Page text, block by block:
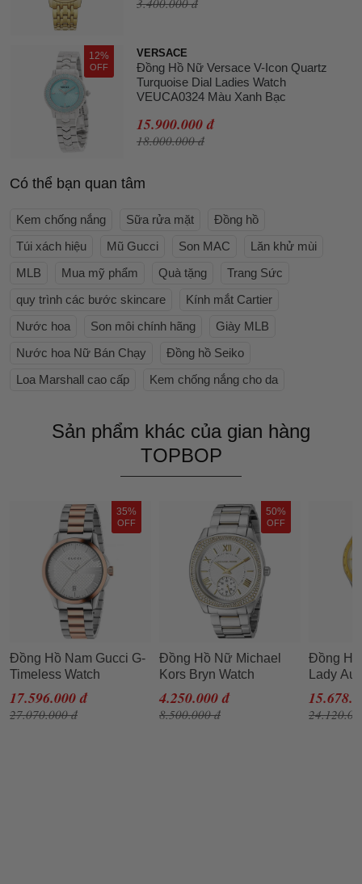
12%
OFF
VERSACE
Đồng Hồ Nữ Versace V-Icon Quartz
Turquoise Dial Ladies Watch
VEUCA0324 Màu Xanh Bạc
15.900.000 đ
18.000.000 đ
Có thể bạn quan tâm
Kem chống nắng Sữa rửa mặt
Đồng hồ
Túi xách hiệu
Mũ Gucci Son MAC
Lăn khử mùi
MLB
Mua mỹ phẩm Quà tặng
Trang Sức
quy trình các bước skincare
Kính mắt Cartier
Nước hoa
Son môi chính hãng
Giày MLB
Nước hoa Nữ Bán Chạy
Đồng hồ Seiko
Loa Marshall cao cấp
Kem chống nắng cho da
Sản phẩm khác của gian hàng
TOPBOP
35%
OFF
Đồng Hồ Nam Gucci G-
Timeless Watch
YA126447 38mm Màu
Bạc Phối Vàng Hồng
17.596.000 đ
27.070.000 đ
50%
OFF
Đồng Hồ Nữ Michael
Kors Bryn Watch
MK6277 40mm Phối
Màu
4.250.000 đ
8.500.000 đ
Đồng Hồ
Lady
Mother
Two-